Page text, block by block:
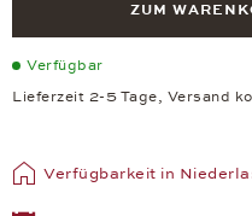
ZUM
Verfügbar
Lieferzeit 2-5 Tage, Versand
Verfügbarkeit in